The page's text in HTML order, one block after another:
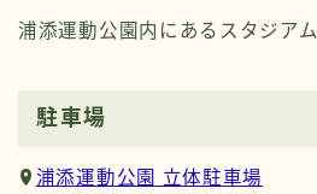
浦添運動公園内にあるスタジアム
駐車場
浦添運動公園 立体駐車場